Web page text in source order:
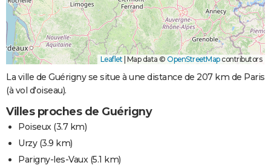
Leaflet Map data © OpenStreetMapcontributors
La ville de Guérigny se situe à une distance de 207 km de Paris
(à vol d'oiseau).
Villes proches de Guérigny
Poiseux(3.7 km)
Urzy(3.9 km)
Parigny-les-Vaux(5.1 km)